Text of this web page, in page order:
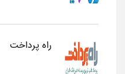
راه پرداخت